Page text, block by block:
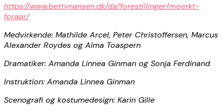
https://www.bettynansen.dk/da/forestillinger/moerkt-
foraar/
Medvirkende: Mathilde Arcel, Peter Christoffersen, Marcus
Alexander Roydes og Alma Toaspern
Dramatiker: Amanda Linnea Ginman og Sonja Ferdinand
Instruktion: Amanda Linnea Ginman
Scenografi og kostumedesign: Karin Gille